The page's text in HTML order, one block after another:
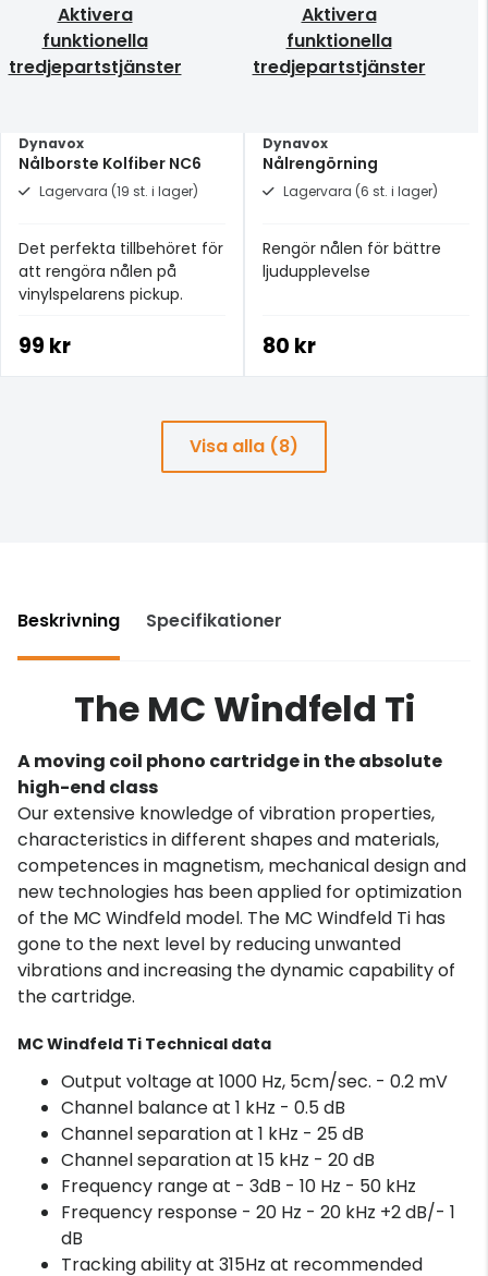
Aktivera
funktionella
tredjepartstjänster
Dynavox
Nålborste Kolfiber NC6
Lagervara (19 st. i lager)
Det perfekta tillbehöret för
att rengöra nålen på
vinylspelarens pickup.
99 kr
Aktivera
funktionella
tredjepartstjänster
Dynavox
Nålrengörning
Lagervara (6 st. i lager)
Rengör nålen för bättre
ljudupplevelse
80 kr
Visa alla (8)
Beskrivning Specifikationer
The MC Windfeld Ti
A moving coil phono cartridge in the absolute
high-end class
Our extensive knowledge of vibration properties,
characteristics in different shapes and materials,
competences in magnetism, mechanical design and
new technologies has been applied for optimization
of the MC Windfeld model. The MC Windfeld Ti has
gone to the next level by reducing unwanted
vibrations and increasing the dynamic capability of
the cartridge.
MC Windfeld Ti Technical data
Output voltage at 1000 Hz, 5cm/sec. - 0.2 mV
Channel balance at 1 kHz - 0.5 dB
Channel separation at 1 kHz - 25 dB
Channel separation at 15 kHz - 20 dB
Frequency range at - 3dB - 10 Hz - 50 kHz
Frequency response - 20 Hz - 20 kHz +2 dB/- 1
dB
Tracking ability at 315Hz at recommended